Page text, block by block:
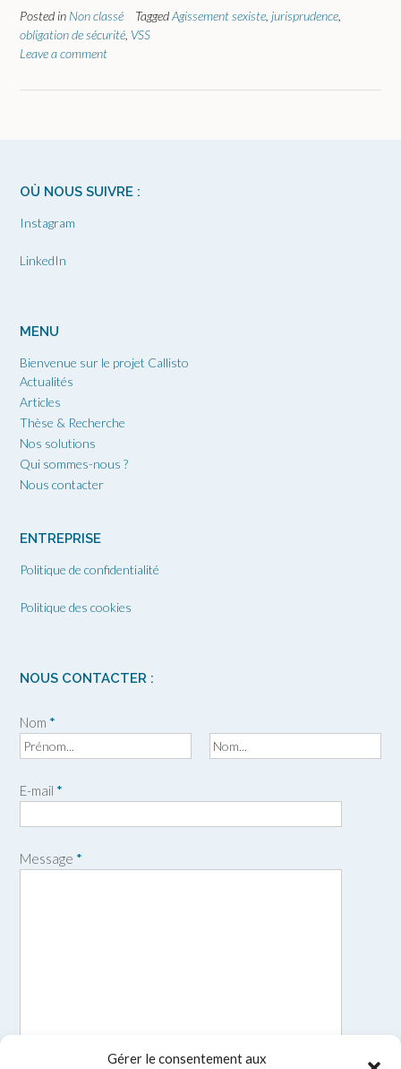
Gérer le consentement aux
Posted in Non classé TaggedAgissement sexiste jurisprudence
obligation de sécurité VSS
Leave a comment
OÙ NOUS SUIVRE :
Instagram
LinkedIn
MENU
Bienvenue sur le projet Callisto
Actualités
Articles
Thèse & Recherche
Nos solutions
Qui sommes-nous ?
Nous contacter
ENTREPRISE
Politique de confidentialité
Politique des cookies
NOUS CONTACTER :
Nom *
é
o
E-mail *
Message *